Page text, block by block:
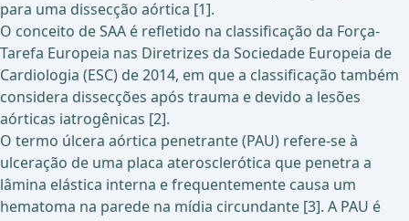
para uma dissecção aórtica [1].
O conceito de SAA é refletido na classificação da Força-
Tarefa Europeia nas Diretrizes da Sociedade Europeia de
Cardiologia (ESC) de 2014, em que a classificação também
considera dissecções após trauma e devido a lesões
aórticas iatrogênicas [2].
O termo úlcera aórtica penetrante (PAU) refere-se à
ulceração de uma placa aterosclerótica que penetra a
lâmina elástica interna e frequentemente causa um
hematoma na parede na mídia circundante [3]. A PAU é